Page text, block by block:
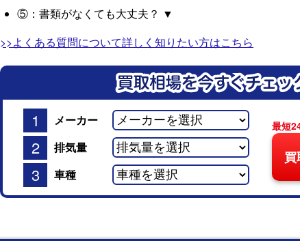
⑤：書類がなくても大丈夫？ ▼
>>よくある質問について詳しく知りたい方はこちら
1 メーカー
2 排気量
3 車種
最短
買